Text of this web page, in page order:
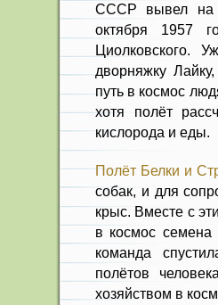
СССР вывел на
октября 1957
Циолковского.
дворняжку
путь в космос
хотя полёт
кислорода и еды.
Полёт Белки и
собак, и для
крыс. Вместе с
в космос семена
команда
полётов
хозяйством в